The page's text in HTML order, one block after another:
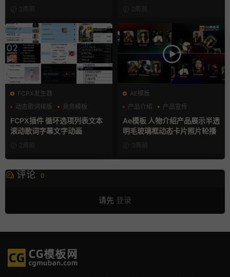
2周前
片头2周前
FCPX发生器
动态歌词排版
商务模板
字幕模板
FCPX插件 循环选项列表文本
滚动歌词字幕文字动画
2周前
AE模板
产品介绍
产品宣传
产品展示
Ae模板 人物介绍产品展示半透
明毛玻璃框动态卡片照片轮播
3周前
评论 0
请先 登录